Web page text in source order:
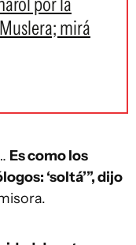
mirá
Es como los
‘soltá’”, dijo